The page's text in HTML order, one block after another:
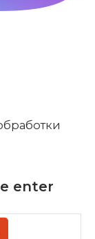
enter